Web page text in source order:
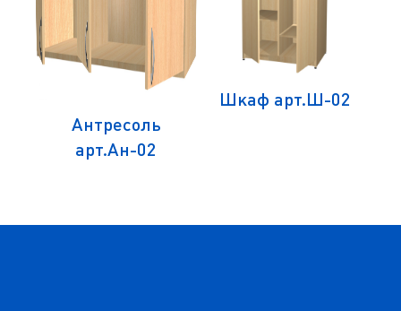
Антресоль
арт.Ан-02
Шкаф арт.Ш-02